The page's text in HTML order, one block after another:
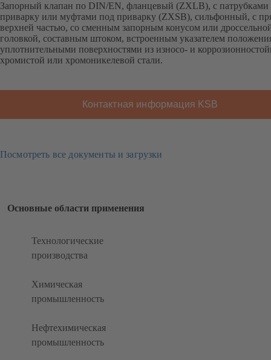
Запорный клапан по DIN/EN, фланцевый (ZXLB), с патрубками
приварку или муфтами под приварку (ZXSB), сильфонный, с
верхней частью, со сменным запорным конусом или
головкой, составным штоком, встроенным указателем
уплотнительными поверхностями из износо- и
хромистой или хромоникелевой стали.
Контактная информация KSB
Посмотреть все документы и загрузки
Основные области применения
Технологические
производства
Химическая
промышленность
Нефтехимическая
промышленность